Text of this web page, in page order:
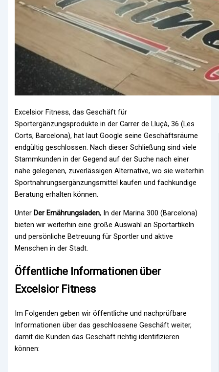
Excelsior Fitness, das Geschäft für
Sportergänzungsprodukte in der Carrer de Lluçà, 36 (Les
Corts, Barcelona), hat laut Google seine Geschäftsräume
endgültig geschlossen. Nach dieser Schließung sind viele
Stammkunden in der Gegend auf der Suche nach einer
nahe gelegenen, zuverlässigen Alternative, wo sie weiterhin
Sportnahrungsergänzungsmittel kaufen und fachkundige
Beratung erhalten können.
UnterDer Ernährungsladen, In der Marina 300 (Barcelona)
bieten wir weiterhin eine große Auswahl an Sportartikeln
und persönliche Betreuung für Sportler und aktive
Menschen in der Stadt.
Öffentliche Informationen über
Excelsior Fitness
Im Folgenden geben wir öffentliche und nachprüfbare
Informationen über das geschlossene Geschäft weiter,
damit die Kunden das Geschäft richtig identifizieren
können: